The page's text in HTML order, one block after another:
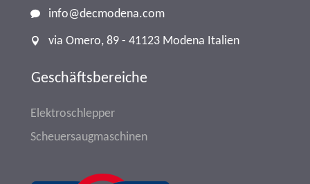
info@decmodena.com
via Omero, 89 - 41123 Modena Italien
Geschäftsbereiche
Elektroschlepper
Scheuersaugmaschinen